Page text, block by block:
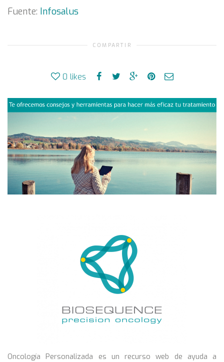
Fuente: Infosalus
COMPARTIR
0 likes
Oncología Personalizada es un recurso web de ayuda a